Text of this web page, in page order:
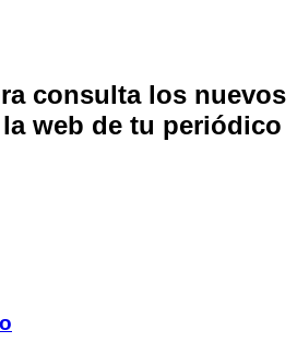
consulta los nuevos
web de tu periódico